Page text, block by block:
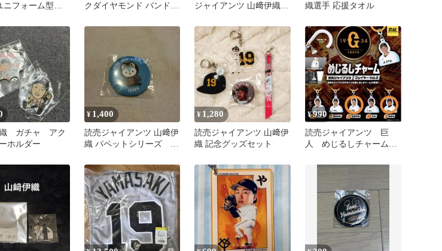
ニフォーム型キ
クダイヤモンド バンド
ジャイアンツ 山﨑伊織選
人軍
織選手 応援タオル
織 ガチャ アク
ホルダー
¥ 1,400
読売ジャイアンツ 山﨑伊
織 パペットシリーズ イ
¥ 1,280
読売ジャイアンツ 山﨑伊
織 記念グッズセット
¥990
読売ジャイアンツ 巨
人 めじるしチャーム